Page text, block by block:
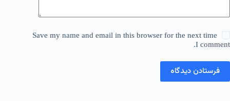
Save my name and email in this browser for the next time
I comment.
فرستادن دیدگاه